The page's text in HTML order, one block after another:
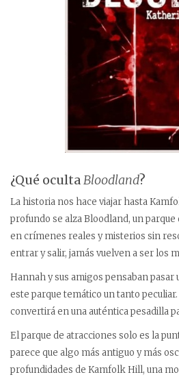
¿Qué ocultaBloodland?
La historia nos hace viajar hasta
profundo se alza Bloodland, un
en crímenes reales y misterios sin
entrar y salir, jamás vuelven a ser los
Hannah y sus amigos pensaban
este parque temático un tanto
convertirá en una auténtica pesadilla
El parque de atracciones solo es la
parece que algo más antiguo y más
profundidades de Kamfolk Hill, una